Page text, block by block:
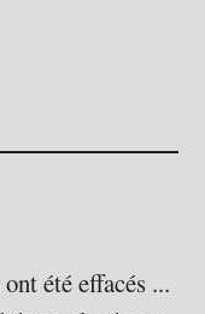
été effacés ...